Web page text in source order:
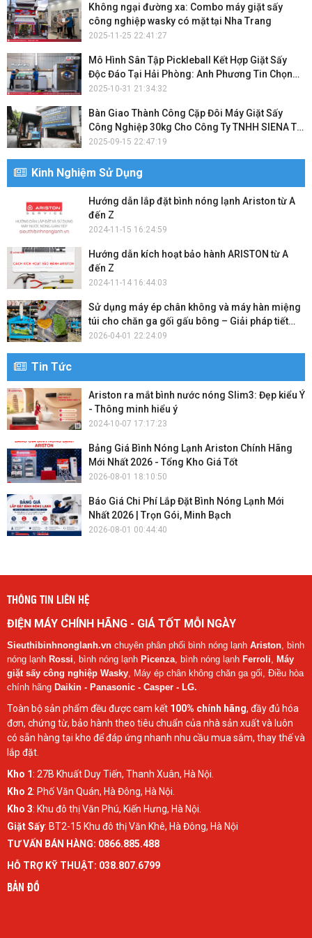
Không ngại đường xa: Combo máy giặt sấy
công nghiệp wasky có mặt tại Nha Trang
2025-11-25 22:41:27
Mô Hình Sân Tập Pickleball Kết Hợp Giặt Sấy
Độc Đáo Tại Hải Phòng: Anh Phương Tin Chọn
Cặp Đôi Máy Giặt Wasky
2025-10-31 21:34:32
Bàn Giao Thành Công Cặp Đôi Máy Giặt Sấy
Công Nghiệp 30kg Cho Công Ty TNHH SIENA Tại
Thái Nguyên
2025-09-15 22:47:19
Kinh Nghiệm Sử Dụng
Hướng dẫn lắp đặt bình nóng lạnh Ariston từ A
đến Z
2024-11-15 16:24:59
Hướng dẫn kích hoạt bảo hành ARISTON từ A
đến Z
2024-11-14 16:44:03
Sử dụng máy ép chân không và máy hàn miệng
túi cho chăn ga gối gấu bông – Giải pháp tiết
kiệm không gian và bảo quản hiệu quả
2026-04-01 22:24:09
Tin Tức
Ariston ra mắt bình nước nóng Slim3: Đẹp kiểu Ý
- Thông minh hiểu ý
2024-10-07 17:17:23
Bảng Giá Bình Nóng Lạnh Ariston Chính Hãng
Mới Nhất 2026 - Tổng Kho Giá Tốt
2026-08-01 18:10:50
Báo Giá Chi Phí Lắp Đặt Bình Nóng Lạnh Mới
Nhất 2026 | Trọn Gói, Minh Bạch
2026-08-01 00:44:40
THÔNG TIN LIÊN HỆ
ĐIỆN MÁY CHÍNH HÃNG - GIÁ TỐT MỖI NGÀY
Sieuthibinhnonglanh.vn chuyên phân phối bình nóng lạnh Ariston , bình
nóng lạnh Rossi , bình nóng lạnh Picenza , bình nóng lạnh Ferroli
Máy
giặt sấy công nghiệp Wasky , Máy ép chân không chăn ga gối, Điều hòa
chính hãng Daikin - Panasonic - Casper - LG.
Toàn bộ sản phẩm đều được cam kết 100% chính hãng, đầy đủ hóa
đơn, chứng từ, bảo hành theo tiêu chuẩn của nhà sản xuất và luôn
có sẵn hàng tại kho để đáp ứng nhanh nhu cầu mua sắm, thay thế và
lắp đặt.
Kho 1: 27B Khuất Duy Tiến, Thanh Xuân, Hà Nội.
Kho 2: Phố Văn Quán, Hà Đông, Hà Nội.
Kho 3: Khu đô thị Văn Phú, Kiến Hưng, Hà Nội.
Giặt Sấy: BT2-15 Khu đô thị Văn Khê, Hà Đông, Hà Nội
TƯ VẤN BÁN HÀNG: 0866.885.488
HỖ TRỢ KỸ THUẬT: 038.807.6799
BẢN ĐỒ